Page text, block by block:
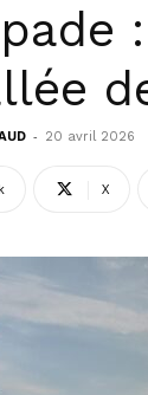
- 20 avril 2026
X